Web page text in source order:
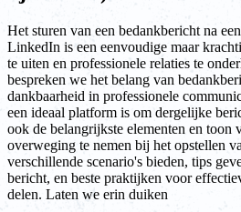
Het sturen van een bedankbericht na
LinkedIn is een eenvoudige maar
te uiten en professionele relaties te
bespreken we het belang van
dankbaarheid in professionele
een ideaal platform is om dergelijke
ook de belangrijkste elementen en toon
overweging te nemen bij het opstellen
verschillende scenario's bieden, tips
bericht, en beste praktijken voor
delen. Laten we erin duiken